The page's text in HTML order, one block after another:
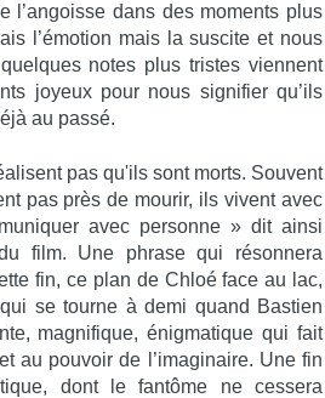
l’angoisse dans des moments plus
l’émotion mais la suscite et nous
notes plus tristes viennent
joyeux pour nous signifier qu’ils
au passé.
pas qu'ils sont morts. Souvent
pas près de mourir, ils vivent avec
avec personne » dit ainsi
film. Une phrase qui résonnera
fin, ce plan de Chloé face au lac,
se tourne à demi quand Bastien
magnifique, énigmatique qui fait
au pouvoir de l’imaginaire. Une fin
dont le fantôme ne cessera